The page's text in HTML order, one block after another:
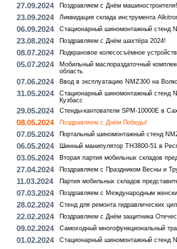
27.09.2024 Поздравляем с Днём машиностроителя!
23.09.2024 Ликвидация склада инструмента
06.09.2024 Стационарный шиномонтажный стенд
23.08.2024 Поздравляем с Днём шахтёра 2024!
08.07.2024 Подкрановое колесосъёмное
05.07.2024
Мобильный маслораздаточный
область
07.06.2024 Ввод в эксплуатацию NMZ300 на
31.05.2024
Стационарный шиномонтажный стенд
Кузбасс
29.05.2024 Стенды-кантователи SPM-10000E в
08.05.2024 Поздравляем с Днём Победы!
07.05.2024 Портальный шиномонтажный стенд
06.05.2024 Шинный манипулятор TH3800-51 в
03.05.2024 Вторая партия мобильных складов
27.04.2024 Поздравляем с Праздником Весны и
11.03.2024 Партия мобильных складов
07.03.2024 Поздравляем с Международным
28.02.2024 Стенд для ремонта гидравлических
22.02.2024 Поздравляем с Днём защитника
09.02.2024 Самоходный многофункциональный
01.02.2024 Стационарный шиномонтажный стенд